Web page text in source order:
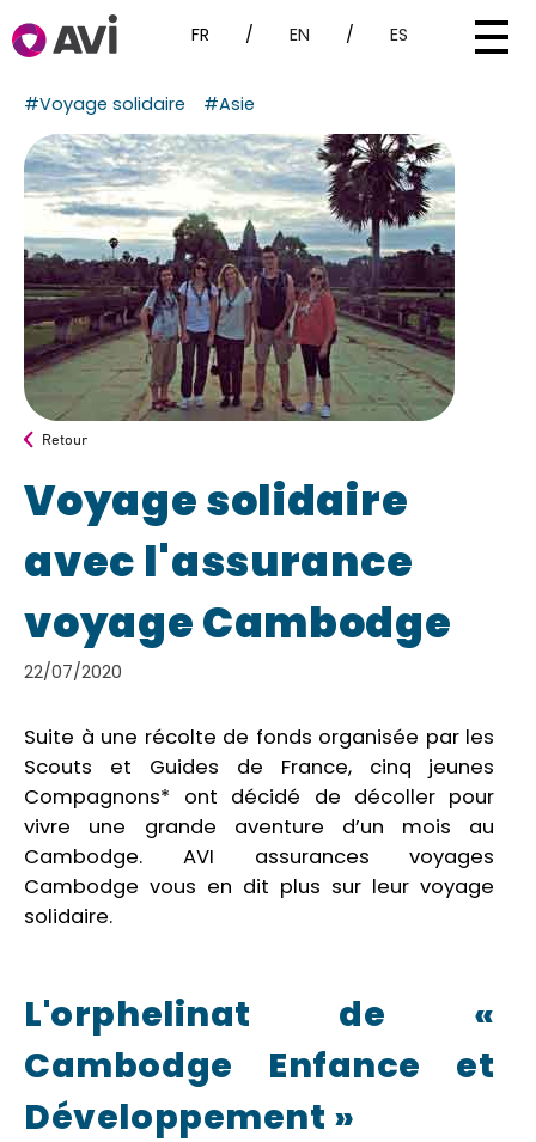
FR / EN / ES
#Voyage solidaire #Asie
Retour
Voyage solidaire
avec l'assurance
voyage Cambodge
22/07/2020
Suite à une récolte de fonds organisée par les
Scouts et Guides de France, cinq jeunes
Compagnons* ont décidé de décoller pour
vivre une grande aventure d’un mois au
Cambodge. AVI assurances voyages
Cambodge vous en dit plus sur leur voyage
solidaire.
L'orphelinat de «
Cambodge Enfance et
Développement »